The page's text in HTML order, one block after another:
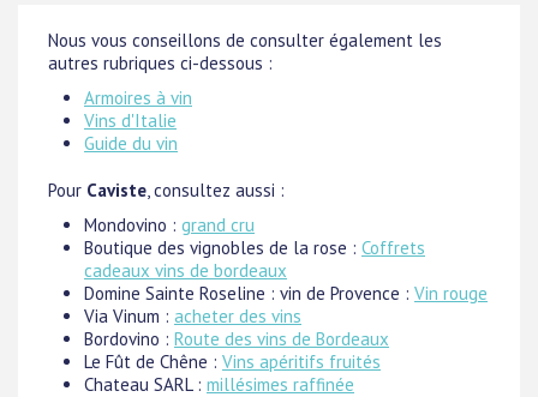
Nous vous conseillons de consulter également les
autres rubriques ci-dessous :
Armoires à vin
Vins d'Italie
Guide du vin
Pour Caviste, consultez aussi :
Mondovino : grand cru
Boutique des vignobles de la rose : Coffrets
cadeaux vins de bordeaux
Domine Sainte Roseline : vin de Provence : Vin rouge
Via Vinum : acheter des vins
Bordovino : Route des vins de Bordeaux
Le Fût de Chêne : Vins apéritifs fruités
Chateau SARL : millésimes raffinée